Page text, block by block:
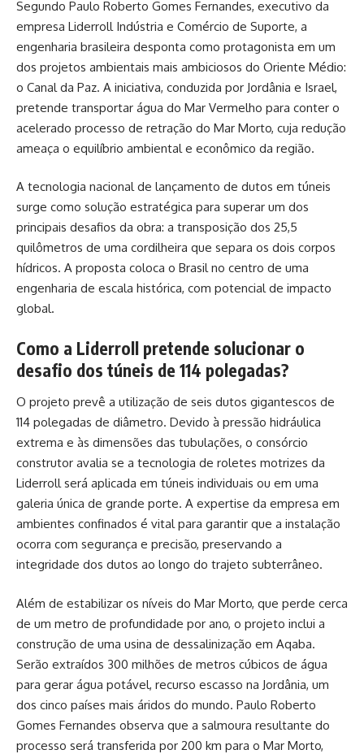
Segundo Paulo Roberto Gomes Fernandes, executivo da
empresa Liderroll Indústria e Comércio de Suporte, a
engenharia brasileira desponta como protagonista em um
dos projetos ambientais mais ambiciosos do Oriente Médio:
o Canal da Paz. A iniciativa, conduzida por Jordânia e Israel,
pretende transportar água do Mar Vermelho para conter o
acelerado processo de retração do Mar Morto, cuja redução
ameaça o equilíbrio ambiental e econômico da região.
A tecnologia nacional de lançamento de dutos em túneis
surge como solução estratégica para superar um dos
principais desafios da obra: a transposição dos 25,5
quilômetros de uma cordilheira que separa os dois corpos
hídricos. A proposta coloca o Brasil no centro de uma
engenharia de escala histórica, com potencial de impacto
global.
Como a Liderroll pretende solucionar o
desafio dos túneis de 114 polegadas?
O projeto prevê a utilização de seis dutos gigantescos de
114 polegadas de diâmetro. Devido à pressão hidráulica
extrema e às dimensões das tubulações, o consórcio
construtor avalia se a tecnologia de roletes motrizes da
Liderroll será aplicada em túneis individuais ou em uma
galeria única de grande porte. A expertise da empresa em
ambientes confinados é vital para garantir que a instalação
ocorra com segurança e precisão, preservando a
integridade dos dutos ao longo do trajeto subterrâneo.
Além de estabilizar os níveis do Mar Morto, que perde cerca
de um metro de profundidade por ano, o projeto inclui a
construção de uma usina de dessalinização em Aqaba.
Serão extraídos 300 milhões de metros cúbicos de água
para gerar água potável, recurso escasso na Jordânia, um
dos cinco países mais áridos do mundo. Paulo Roberto
Gomes Fernandes observa que a salmoura resultante do
processo será transferida por 200 km para o Mar Morto,